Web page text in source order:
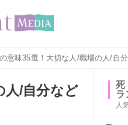
意味35選！大切な人/職場の人/自
人/自分など
死
ラ
人